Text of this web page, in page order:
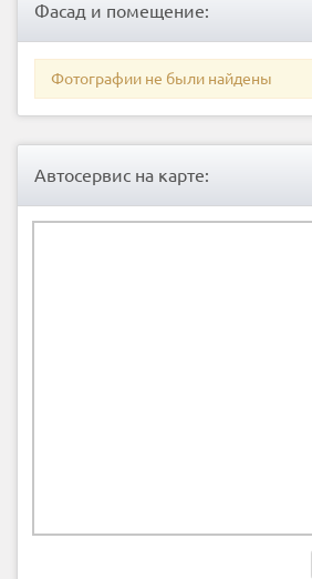
Фасад и помещение:
Фотографии не были найдены
Автосервис на карте: